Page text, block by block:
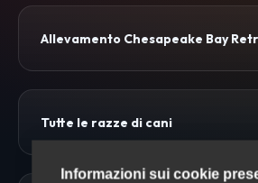
Allevamento Chesapeake Bay
Tutte le razze di cani
Informazioni sui cookie